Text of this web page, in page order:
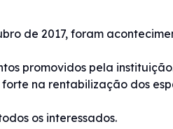
de 2017, foram
promovidos pela
na rentabilização dos
os interessados.